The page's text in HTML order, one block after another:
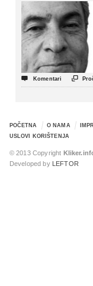
 Komentari 
POČETNA O NAMA
USLOVI KORIŠTENJA
© 2013 Copyright
Developed by
LEFTOR